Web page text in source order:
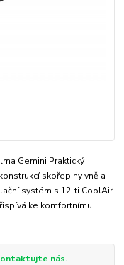
Gemini Praktický
skořepiny vně a
systém s 12-ti CoolAir
ke komfortnímu
nás.